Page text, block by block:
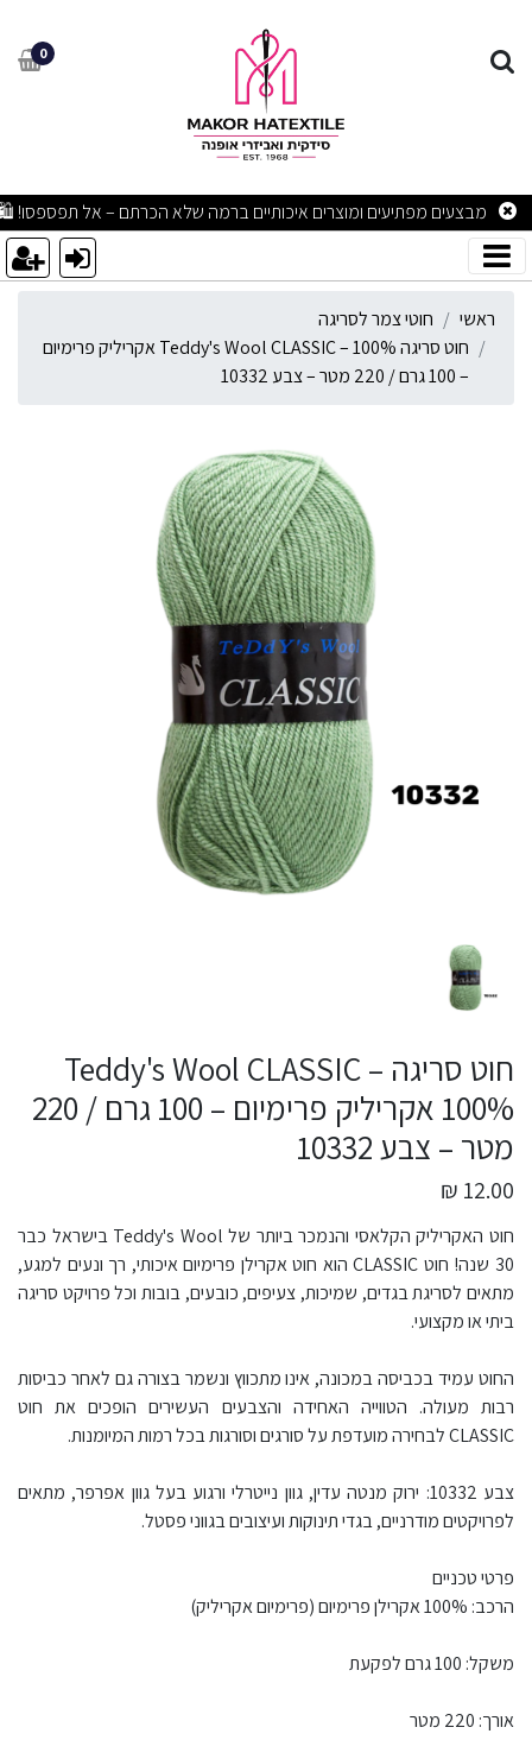
חוט סריגה Teddy's Wool CLASSIC – 100% אקריליק פרימיום – 100 גרם / 220 מטר – צבע 10332 0
מבצעים מפתיעים ומוצרים איכותיים ברמה שלא הכרתם – אל
ראשי
חוטי צמר לסריגה
חוט סריגה Teddy's Wool CLASSIC – 100% אקריליק פרימיום
– 100 גרם / 220 מטר – צבע 10332
חוט סריגה Teddy's Wool CLASSIC –
100% אקריליק פרימיום – 100 גרם / 220
מטר – צבע 10332
12.00 ₪
חוט האקריליק הקלאסי והנמכר ביותר של Teddy's Wool בישראל כבר
30 שנה! חוט CLASSIC הוא חוט אקרילן פרימיום איכותי, רך ונעים למגע,
מתאים לסריגת בגדים, שמיכות, צעיפים, כובעים, בובות וכל פרויקט סריגה
ביתי או מקצועי.
החוט עמיד בכביסה במכונה, אינו מתכווץ ונשמר בצורה גם לאחר כביסות
רבות מעולה. הטווייה האחידה והצבעים העשירים הופכים את חוט
CLASSIC לבחירה מועדפת על סורגים וסורגות בכל רמות המיומנות.
צבע 10332: ירוק מנטה עדין, גוון נייטרלי ורגוע בעל גוון אפרפר, מתאים
לפרויקטים מודרניים, בגדי תינוקות ועיצובים בגווני פסטל.
פרטי טכניים
הרכב: 100% אקרילן פרימיום (פרימיום אקריליק)
משקל: 100 גרם לפקעת
אורך: 220 מטר